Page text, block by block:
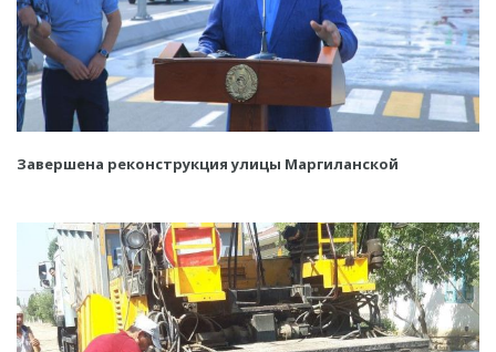
Завершена реконструкция улицы Маргиланской